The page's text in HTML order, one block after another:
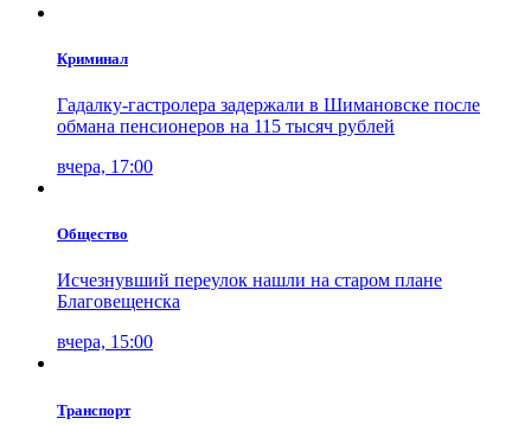
Криминал
Гадалку-гастролера задержали в Шимановске после
обмана пенсионеров на 115 тысяч рублей
вчера, 17:00
Общество
Исчезнувший переулок нашли на старом плане
Благовещенска
вчера, 15:00
Транспорт